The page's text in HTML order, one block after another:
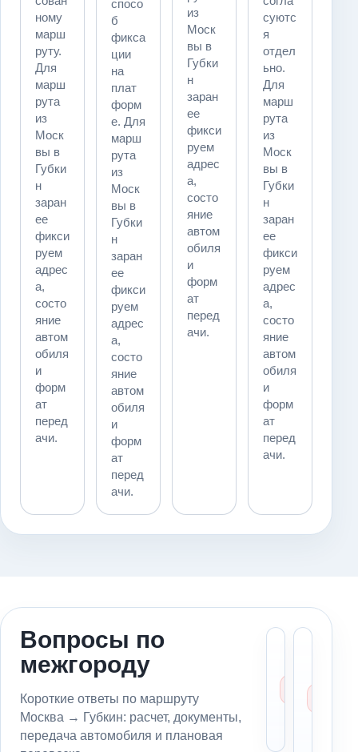
ному
марш
руту.
Для
марш
рута
из
Моск
вы в
Губки
н
заран
ее
фикси
руем
адрес
а,
состо
яние
автом
обиля
и
форм
ат
перед
ачи.
спосо
б
фикса
ции
на
плат
форм
е. Для
марш
рута
из
Моск
вы в
Губки
н
заран
ее
фикси
руем
адрес
а,
состо
яние
автом
обиля
и
форм
ат
перед
ачи.
из
Моск
вы в
Губки
н
заран
ее
фикси
руем
адрес
а,
состо
яние
автом
обиля
и
форм
ат
перед
ачи.
суютс
я
отдел
ьно.
Для
марш
рута
из
Моск
вы в
Губки
н
заран
ее
фикси
руем
адрес
а,
состо
яние
автом
обиля
и
форм
ат
перед
ачи.
Вопросы по
межгороду
Короткие ответы по маршруту
Москва → Губкин: расчет, документы,
передача автомобиля и плановая